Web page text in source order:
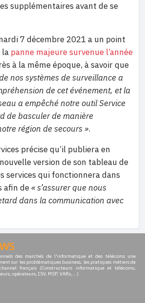
supplémentaires avant de se
7 décembre 2021 a un point
la panne majeure survenue l’année
à la même époque, à savoir que
nos systèmes de surveillance a
de cet événement, et la
a empêché notre outil Service
de basculer de manière
région de secours ».
précise qu’il publiera en
version de son tableau de
services qui fonctionnera dans
afin de« s’assurer que nous
dans la communication avec
des marchés de l'informatique et des télécoms une
sur les problématiques business, les pratiques métiers de
français (Constructeurs informatique et télécoms,
opérateurs, ISV, MSP, VARs,...)